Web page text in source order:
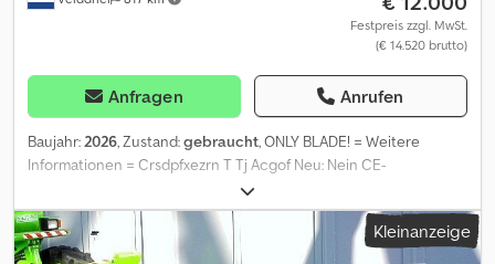
Festpreis zzgl. MwSt.
(€ 14.520 brutto)
Anfragen Anrufen
Baujahr:2026, Zustand:gebraucht, ONLY BLADE! = Weitere
Informationen = Crsdpfxezrn T Tj Acgof Neu: Nein CE-
Kennzeichnung: ja Seriennummer: 00032112
Kleinanzeige